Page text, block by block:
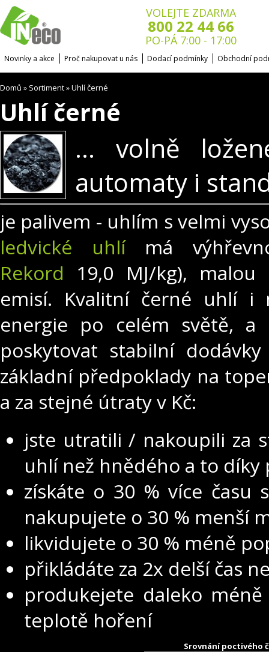
VOLEJTE ZDARMA
800 22 44 66
PO-PÁ 7:00 - 17:00
Novinky a akce Proč nakupovat u nás Dodací podmínky Obchodní
Domů » Sortiment»Uhlí černé
Uhlí černé
... volně
automaty i
je palivem - uhlím s velmi
ledvické uhlímá
Rekord 19,0 MJ/kg),
emisí. Kvalitní černé uhlí i
energie po celém světě,
poskytovat stabilní
základní předpoklady na
a za stejné útraty v Kč:
jste utratili / nakoupili za
uhlí než hnědého a to
získáte o 30 % více času
nakupujete o 30 % menší
likvidujete o 30 % méně
přikládáte za 2x delší čas
produkejete daleko
teplotě hoření
Srovnání poctivého